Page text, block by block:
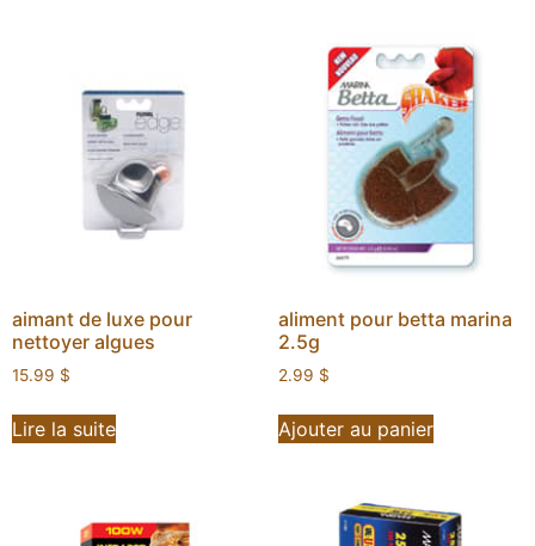
aimant de luxe pour
nettoyer algues
15.99 $
Lire la suite
aliment pour betta marina
2.5g
2.99 $
Ajouter au panier